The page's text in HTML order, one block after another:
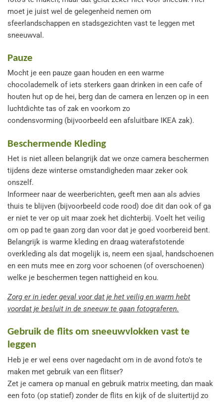
moet je juist wel de gelegenheid nemen om
sfeerlandschappen en stadsgezichten vast te leggen met
sneeuwval.
Pauze
Mocht je een pauze gaan houden en een warme
chocolademelk of iets sterkers gaan drinken in een cafe of
houten hut op de hei, berg dan de camera en lenzen op in een
luchtdichte tas of zak en voorkom zo
condensvorming (bijvoorbeeld een afsluitbare IKEA zak).
Beschermende Kleding
Het is niet alleen belangrijk dat we onze camera beschermen
tijdens deze winterse omstandigheden maar zeker ook
onszelf.
Informeer naar de weerberichten, geeft men aan als advies
thuis te blijven (bijvoorbeeld code rood) doe dit dan ook of ga
er niet te ver op uit maar zoek het dichterbij. Voelt het veilig
om op pad te gaan zorg dan voor dat je goed voorbereid bent.
Belangrijk is warme kleding en draag waterafstotende
overkleding als dat mogelijk is, neem een sjaal, handschoenen
en een muts mee en zorg voor schoenen (of overschoenen)
welke je beschermen tegen nattigheid en kou.
Zorg er in ieder geval voor dat je het veilig en warm hebt
voordat je besluit in de sneeuw te gaan fotograferen.
Gebruik de flits om sneeuwvlokken vast te
leggen
Heb je er wel eens over nagedacht om in de avond foto's te
maken met gebruik van een flitser?
Zet je camera op manual en gebruik matrix meeting, dan maak
een foto (op statief) zonder de flits en kijk of de sluitertijd zo